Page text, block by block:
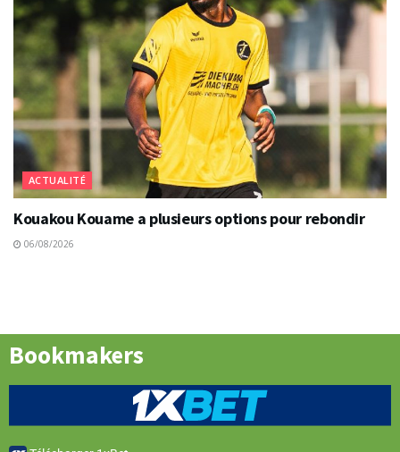
ACTUALITÉ
Kouakou Kouame a plusieurs options pour rebondir
06/08/2026
Bookmakers